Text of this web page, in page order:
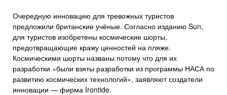
Очередную инновацию для тревожных туристов
предложили британские учёные. Согласно изданию Sun,
для туристов изобретены космические шорты,
предотвращающие кражу ценностей на пляже.
Космическими шорты названы потому что для их
разработки «были взяты разработки из программы НАСА по
развитию космических технологий», заявляют создатели
инновации — фирма Irontide.